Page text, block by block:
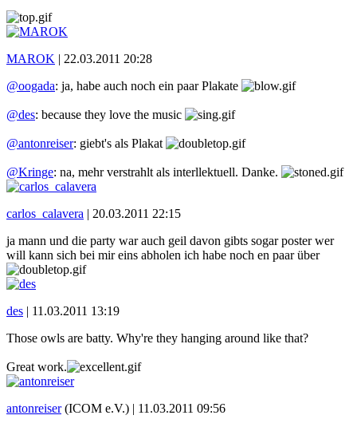
MAROK | 22.03.2011 20:28
@oogada: ja, habe auch noch ein paar Plakate
@des: because they love the music
@antonreiser: giebt's als Plakat
@Kringe: na, mehr verstrahlt als interllektuell. Danke.
carlos_calavera | 20.03.2011 22:15
ja mann und die party war auch geil davon gibts sogar poster wer
will kann sich bei mir eins abholen ich habe noch en paar über
des | 11.03.2011 13:19
Those owls are batty. Why're they hanging around like that?
Great work.
antonreiser(ICOM e.V.) | 11.03.2011 09:56